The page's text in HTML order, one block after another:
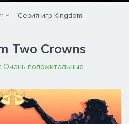
Серия игр Kingdom
Two Crowns
Очень положительные